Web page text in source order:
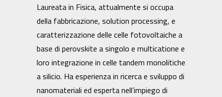
Laureata in Fisica, attualmente si occupa
della fabbricazione, solution processing, e
caratterizzazione delle celle fotovoltaiche a
base di perovskite a singolo e multicatione e
loro integrazione in celle tandem monolitiche
a silicio. Ha esperienza in ricerca e sviluppo di
nanomateriali ed esperta nell’impiego di